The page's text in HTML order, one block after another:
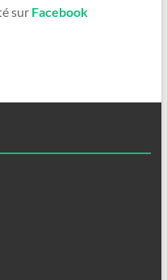
sur Facebook